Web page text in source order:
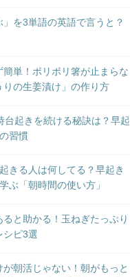
」を3単語の英語で言うと？
簡単！ポリポリ箸が止まらな
りの生姜漬け」の作り方
台起きを続ける秘訣は？早起
習慣
きる人は何してる？早起き
ぶ「朝時間の使い方」
ると助かる！玉ねぎたっぷり
シピ3選
が朝活じゃない！朝がもっと